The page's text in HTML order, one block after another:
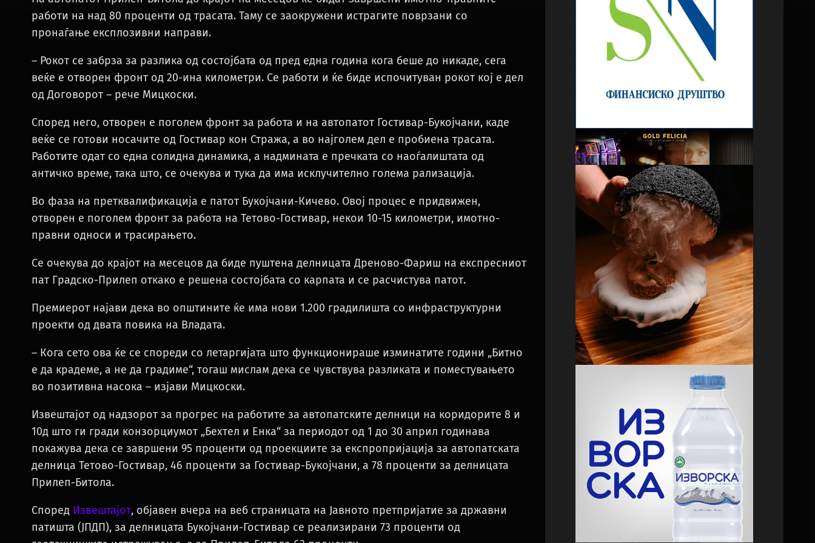
работи на над 80 проценти од трасата. Таму се заокружени истрагите поврзани со
пронаѓање експлозивни направи.
– Рокот се забрза за разлика од состојбата од пред една година кога беше до никаде, сега
веќе е отворен фронт од 20-ина километри. Се работи и ќе биде испочитуван рокот кој е дел
од Договорот – рече Мицкоски.
Според него, отворен е поголем фронт за работа и на автопатот Гостивар-Букојчани, каде
веќе се готови носачите од Гостивар кон Стража, а во најголем дел е пробиена трасата.
Работите одат со една солидна динамика, а надмината е пречката со наоѓалиштата од
античко време, така што, се очекува и тука да има исклучително голема рализација.
Во фаза на претквалификација е патот Букојчани-Кичево. Овој процес е придвижен,
отворен е поголем фронт за работа на Тетово-Гостивар, некои 10-15 километри, имотно-
правни односи и трасирањето.
Се очекува до крајот на месецов да биде пуштена делницата Дреново-Фариш на експресниот
пат Градско-Прилеп откако е решена состојбата со карпата и се расчистува патот.
Премиерот најави дека во општините ќе има нови 1.200 градилишта со инфраструктурни
проекти од двата повика на Владата.
– Кога сето ова ќе се спореди со летаргијата што функционираше изминатите години „Битно
е да крадеме, а не да градиме“, тогаш мислам дека се чувствува разликата и поместувањето
во позитивна насока – изјави Мицкоски.
Извештајот од надзорот за прогрес на работите за автопатските делници на коридорите 8 и
10д што ги гради конзорциумот „Бехтел и Енка“ за периодот од 1 до 30 април годинава
покажува дека се завршени 95 проценти од проекциите за експропријација за автопатската
делница Тетово-Гостивар, 46 проценти за Гостивар-Букојчани, а 78 проценти за делницата
Прилеп-Битола.
Според Извештајот, објавен вчера на веб страницата на Јавното претпријатие за државни
патишта (ЈПДП), за делницата Букојчани-Гостивар се реализирани 73 проценти од